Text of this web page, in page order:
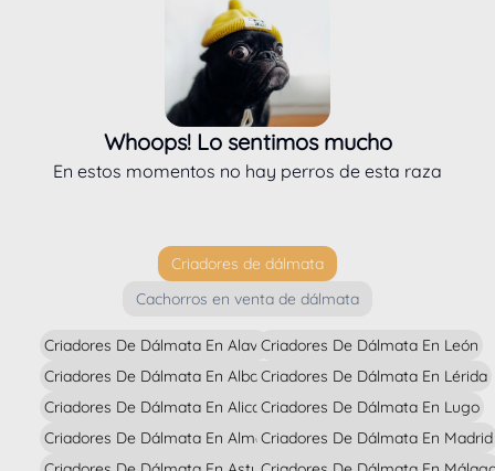
Whoops! Lo sentimos mucho
En estos momentos no hay perros de esta raza
Criadores de dálmata
Cachorros en venta de dálmata
Criadores De Dálmata En Alava
Criadores De Dálmata En Albacete
Criadores De Dálmata En Alicante
Criadores De Dálmata En Almería
Criadores De Dálmata En León
Criadores De Dálmata En Lérida
Criadores De Dálmata En Lugo
Criadores De Dálmata En Madrid